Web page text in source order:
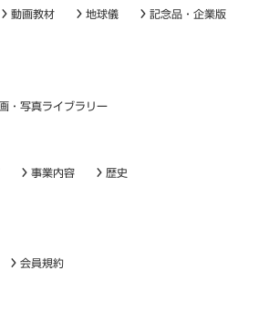
動画教材 地球儀 記念品・企業版
・写真ライブラリー
事業内容 歴史
会員規約